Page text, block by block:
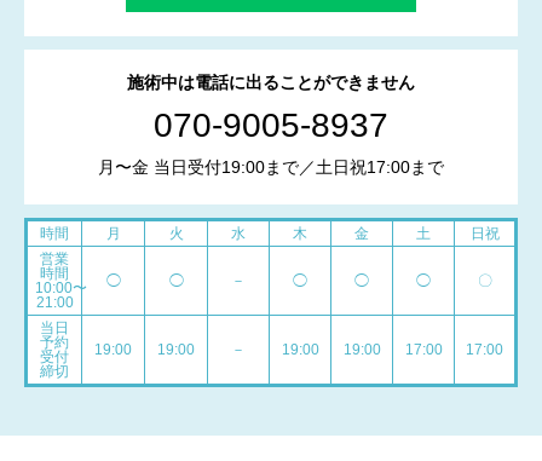
施術中は電話に出ることができません
070-9005-8937
月〜金 当日受付19:00まで／土日祝17:00まで
時間 月 火 水 木 金 土
日祝
営業
時間
10:00〜
21:00
◯ ◯ － ◯ ◯ ◯ 〇
当日
予約
受付
締切
19:00 19:00 － 19:00 19:00 17:00 17:00